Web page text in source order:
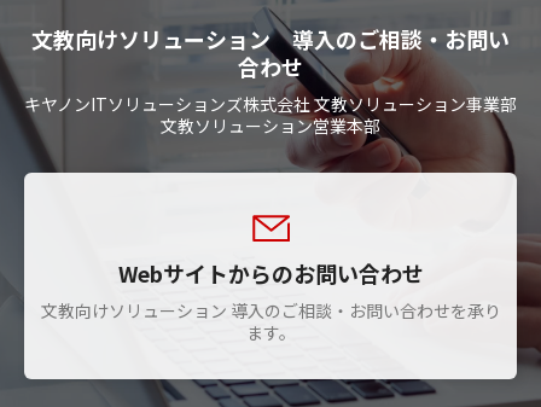
文教向けソリューション 導入のご相談・お問い
合わせ
キヤノンITソリューションズ株式会社 文教ソリューション事業部
文教ソリューション営業本部
Webサイトからのお問い合わせ
文教向けソリューション 導入のご相談・お問い合わせを承り
ます。